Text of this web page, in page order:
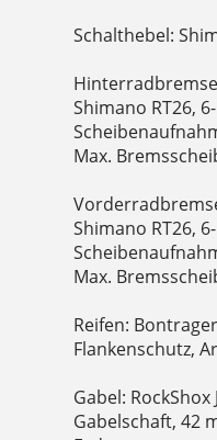
Schalthebel:
Shimano RT26,
Max.
Shimano RT26,
Max.
Reifen:
Flankenschutz,
Gabel:
Gabelschaft, 42